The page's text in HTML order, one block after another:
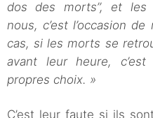
dos des morts’’, et
nous, c’est l’occasion
cas, si les morts se
avant leur heure,
propres choix. »
C’est leur faute si ils